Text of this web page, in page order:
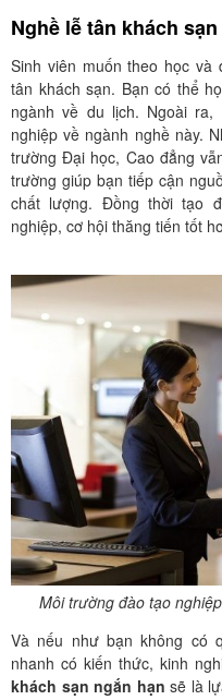
Nghề lễ tân khách
Sinh viên muốn theo học
tân khách sạn. Bạn có thể
ngành về du lịch. Ngoài
nghiệp về ngành nghề này.
trường Đại học, Cao đẳng
trường giúp bạn tiếp cận
chất lượng. Đồng thời tạo
nghiệp, cơ hội thăng tiến tốt
Môi trường đào tạo
Và nếu như bạn không có
nhanh có kiến thức, kinh
khách sạn ngắn hạn sẽ là